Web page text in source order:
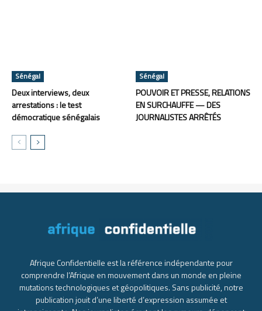
Sénégal
Deux interviews, deux
arrestations : le test
démocratique sénégalais
Sénégal
POUVOIR ET PRESSE, RELATIONS
EN SURCHAUFFE — DES
JOURNALISTES ARRÊTÉS
Afrique Confidentielle est la référence indépendante pour
comprendre l’Afrique en mouvement dans un monde en pleine
mutations technologiques et géopolitiques. Sans publicité, notre
publication jouit d’une liberté d’expression assumée et